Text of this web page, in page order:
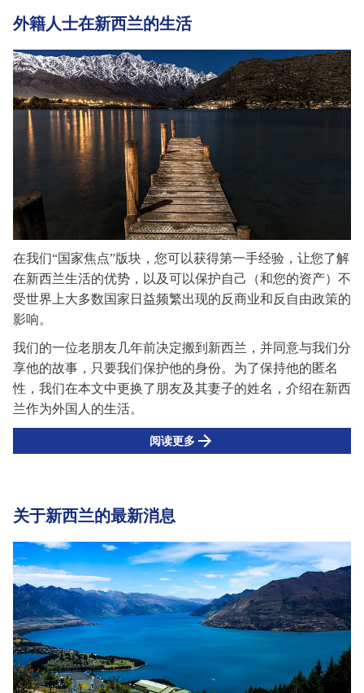
外籍人士在新西兰的生活
在我们“国家焦点”版块 ，您可以获得第一手经验， 让您了解
在新西兰生活的优势，以及可以保护自己（和您的资产）不
受世界上大多数国家日益频繁出现的反商业和反自由政策的
影响。
我们的一位老朋友几年前决定搬到新西兰，并同意与我们分
享他的故事，只要我们保护他的身份。为了保持他的匿名
性，我们在本文中更换了朋友及其妻子的姓名 ，介绍在新西
兰作为外国人的生活。
阅读更多
关于新西兰的最新消息